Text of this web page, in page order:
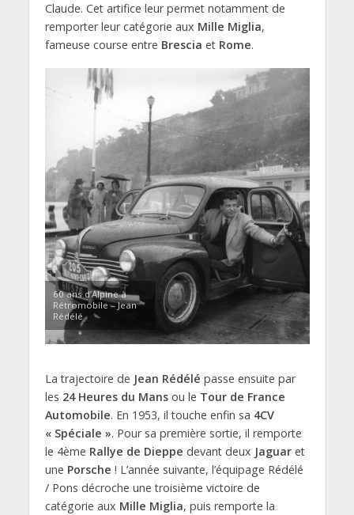
Claude. Cet artifice leur permet notamment de
remporter leur catégorie aux Mille Miglia,
fameuse course entre Brescia et Rome.
60 ans d’Alpine à
Rétromobile – Jean
Rédélé
La trajectoire de Jean Rédélé passe ensuite par
les 24 Heures du Mansou le Tour de France
Automobile. En 1953, il touche enfin sa 4CV
« Spéciale ». Pour sa première sortie, il remporte
le 4ème Rallye de Dieppe devant deux Jaguaret
une Porsche ! L’année suivante, l’équipage Rédélé
/ Pons décroche une troisième victoire de
catégorie aux Mille Miglia, puis remporte la